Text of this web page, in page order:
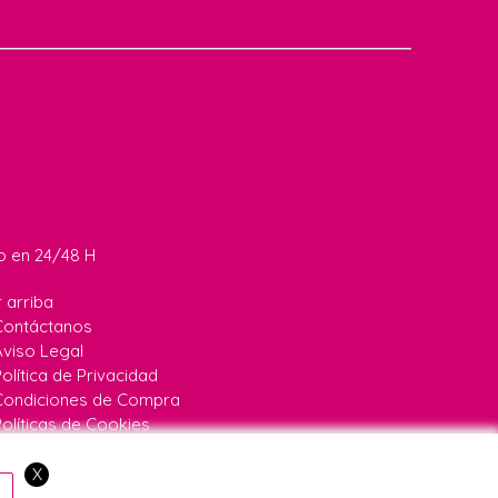
en 24/48 H
arriba
Legal
de Privacidad
de Compra
de Cookies
|X